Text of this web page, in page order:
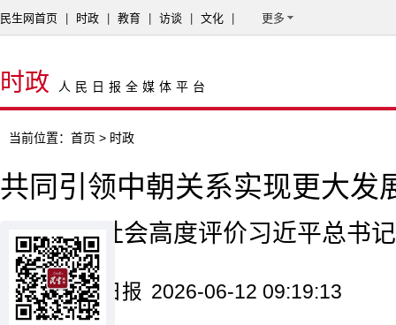
民生网首页 时政 教育 访谈 文化 更多
时政 人民日报全媒体平台
当前位置： 首页 > 时政
共同引领中朝关系实现更大发
——国际社会高度评价习近平总书
来源：人民日报 2026-06-12 09:19:13